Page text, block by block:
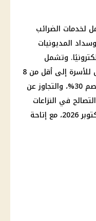
لخدمات الضرائب
المديونيات
وتشمل
التيسيرات رفع حد إعفاء السكن الخاص للأسرة إلى أقل من 8
ملايين جنيه، وإقرار حوافز تصل إلى خصم 30%، والتجاوز عن
في النزاعات
مقابل أداء 70% من الضريبة حتى 2 أكتوبر 2026، مع إتاحة